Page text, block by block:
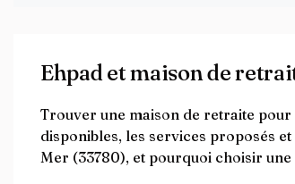
Ehpad et maison de
Trouver une maison de retraite
disponibles, les services proposés
Mer (33780), et pourquoi choisir